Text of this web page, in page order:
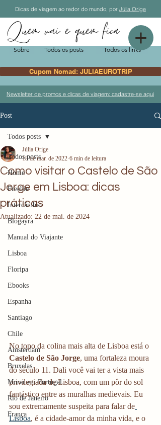
Sobre Todos os posts Todos os links
Cupom Nomad: JULIAEUROTRIP
Dicas de viagem ao redor do mundo, por Júlia Orige
Newsletter de promos e dicas de viagem: cadastre-se aqui
Post
Todos posts
Home
Freebie
Intercâmbio
Blogayra
Manual do Viajante
Lisboa
Floripa
Ebooks
Espanha
Santiago
Chile
Amsterdam
Bruxelas
Morar em Portugal
Rio de Janeiro
França
Todos posts
Como visitar o Castelo de São
Jorge em Lisboa: dicas
práticas
Júlia Orige
18 de mar. de 2022 6 min de leitura
Atualizado: 22 de mai. de 2024
No topo da colina mais alta de Lisboa está o
Castelo de São Jorge, uma fortaleza moura
do século 11. Dali você vai ter a vista mais
privilegiada de Lisboa, com um pôr do sol
fantástico entre as muralhas medievais. Eu
sou extremamente suspeita para falar de
Lisboa, é a cidade-amor da minha vida, e o